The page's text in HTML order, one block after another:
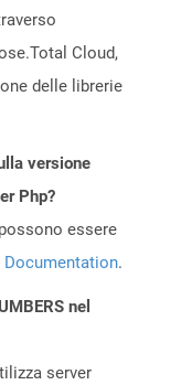
Cloud,
delle librerie
versione
Php?
essere
.
nel
server